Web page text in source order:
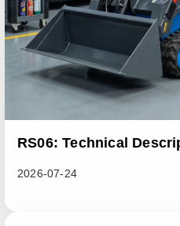
RS06: Technical
2026-07-24